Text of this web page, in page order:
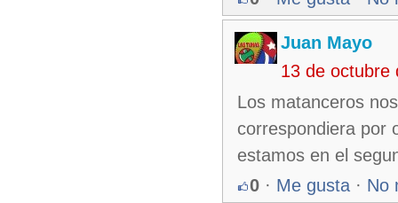
Juan Mayo
13 de octubre
Los matanceros
correspondiera por
estamos en el
0 · Me gusta · No